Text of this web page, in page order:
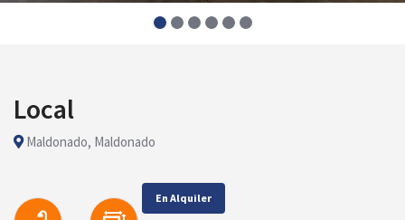
Local
Maldonado, Maldonado
En Alquiler